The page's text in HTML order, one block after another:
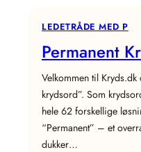
LEDETRÅDE MED P
Permanent
Velkommen til
krydsord”. Som
hele 62 forskellige
“Permanent” – et
dukker…